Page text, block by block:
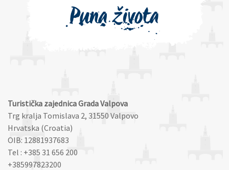
Turistička zajednica Grada Valpova
Trg kralja Tomislava 2, 31550 Valpovo
Hrvatska (Croatia)
OIB: 12881937683
Tel : +385 31 656 200
+385997823200